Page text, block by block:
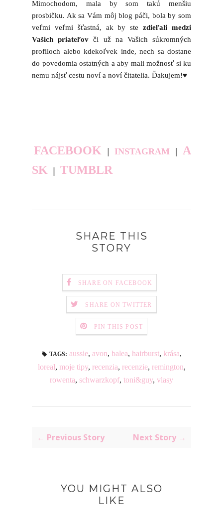
Mimochodom, mala by som takú menšiu
prosbičku. Ak sa Vám môj blog páči, bola by som
veľmi veľmi šťastná, ak by stezdieľali medzi
Vašich priateľov či už na Vašich súkromných
profiloch alebo kdekoľvek inde, nech sa dostane
do povedomia ostatných a aby mali možnosť si ku
nemu nájsť cestu noví a noví čitatelia. Ďakujem!♥
FACEBOOK | INSTAGRAM | A
SK | TUMBLR
SHARE THIS
STORY
SHARE ON FACEBOOK
SHARE ON TWITTER
PIN THIS POST
TAGS: aussie, avon, balea, hairburst, krása,
loreal, moje tipy, recenzia, recenzie, remington,
rowenta, schwarzkopf, toni&guy, vlasy
← Previous Story Next Story →
YOU MIGHT ALSO
LIKE